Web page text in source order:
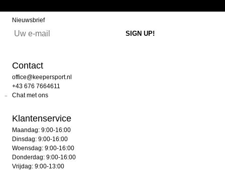
Nieuwsbrief
Contact
office@keepersport.nl
+43 676 7664611
Chat met ons
Klantenservice
Maandag: 9:00-16:00
Dinsdag: 9:00-16:00
Woensdag: 9:00-16:00
Donderdag: 9:00-16:00
Vrijdag: 9:00-13:00